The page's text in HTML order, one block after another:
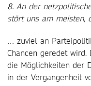
8. An der
stört uns am meisten,
… zuviel an
Chancen geredet
die Möglichkeiten der
in der Vergangenheit